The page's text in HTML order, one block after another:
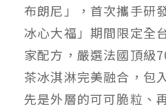
布朗尼」，首次攜手研
冰心大福」期間限定全
家配方，嚴選法國頂級
茶冰淇淋完美融合，包
先是外層的可可脆粒、